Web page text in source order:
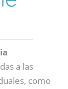
a las
como